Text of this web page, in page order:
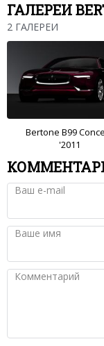
ГАЛЕРЕИ
2 ГАЛЕРЕИ
Bertone B99
'2011
Ваш e-mail
Ваше имя
Комментарий